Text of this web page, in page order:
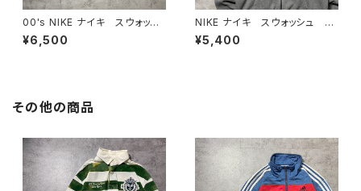
00's NIKE ナイキ スウォッシ
ュ 刺繍ロゴ クロップド丈
ブラック 黒 ナイロンショー
¥6,500
NIKE ナイキ スウォッシュ 刺
繍ワンポイント グレー フル
ジップ ジップパーカー
¥5,400
その他の商品